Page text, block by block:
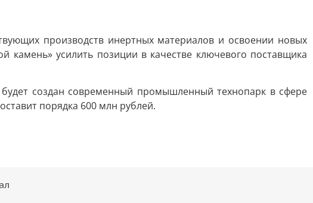
производств инертных материалов и освоении новых
камень» усилить позиции в качестве ключевого поставщика
будет создан современный промышленный технопарк в сфере
порядка 600 млн рублей.